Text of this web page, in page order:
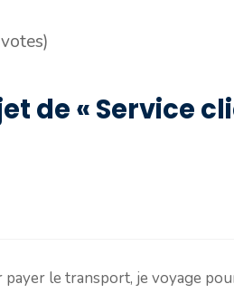
de « Service
le transport, je voyage